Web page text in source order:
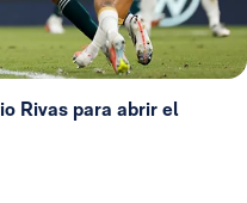
Rivas para abrir el